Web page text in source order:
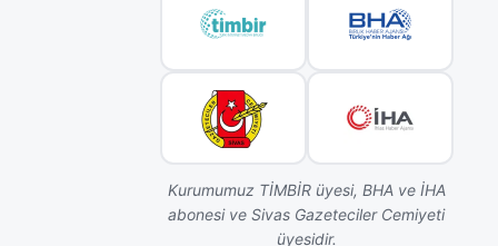
Kurumumuz TİMBİR üyesi, BHA ve İHA
abonesi ve Sivas Gazeteciler Cemiyeti
üyesidir.